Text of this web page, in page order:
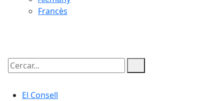
Francès
Cercar:
El Consell